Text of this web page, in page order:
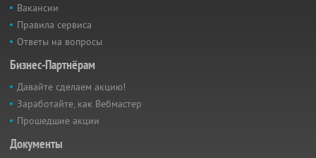
Вакансии
Правила сервиса
Ответы на вопросы
Бизнес-Партнёрам
Давайте сделаем акцию!
Заработайте, как Вебмастер
Прошедшие акции
Документы